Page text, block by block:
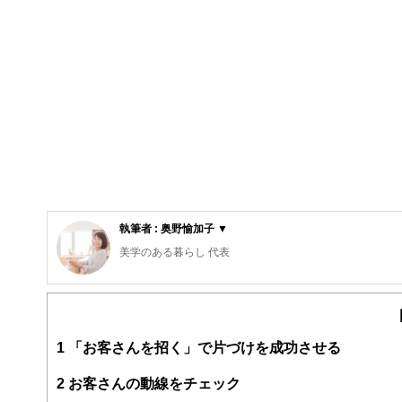
執筆者 : 奥野愉加子 ▼
美学のある暮らし 代表
整理収納アドバイザー認定講師。(photo:キャラバンサライ
タート。長男出産後、夫の赴任で２年間のドイツ生活を
得。認定講師として資格取得のための講座を定期的に主催
＜美学のある暮らし＞
1 「お客さんを招く」で片づけを成功させる
2 お客さんの動線をチェック